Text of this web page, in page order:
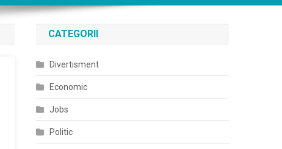
CATEGORII
Divertisment
Economic
Jobs
Politic